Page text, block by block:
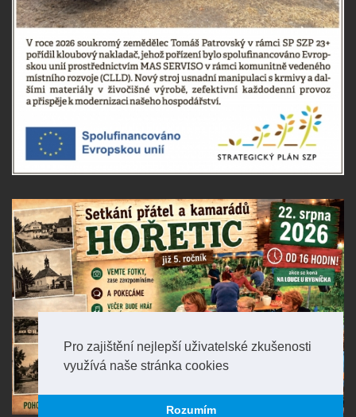
Pro zajištění nejlepší uživatelské zkušenosti
využívá naše stránka cookies
Rozumím